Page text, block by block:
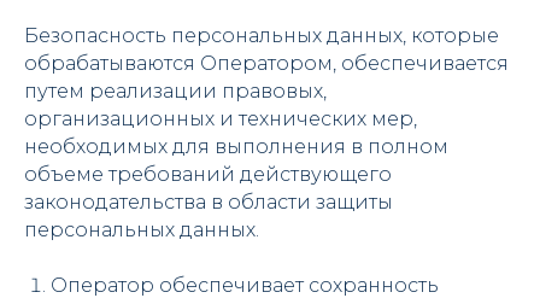
Безопасность персональных данных, которые
обрабатываются Оператором, обеспечивается
путем реализации правовых,
организационных и технических мер,
необходимых для выполнения в полном
объеме требований действующего
законодательства в области защиты
персональных данных.
Оператор обеспечивает сохранность